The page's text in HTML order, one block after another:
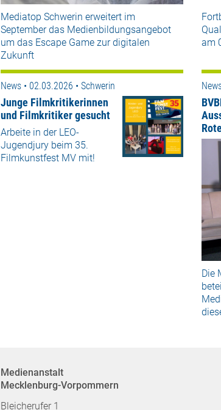
Mediatop Schwerin erweitert im
September das Medienbildungsangebot
um das Escape Game zur digitalen
Zukunft
am
News • 02.03.2026 • Schwerin
Junge Filmkritikerinnen
und Filmkritiker gesucht
Arbeite in der LEO-
Jugendjury beim 35.
Filmkunstfest MV mit!
Die
Medienanstalt
Mecklenburg-Vorpommern
Bleicherufer 1